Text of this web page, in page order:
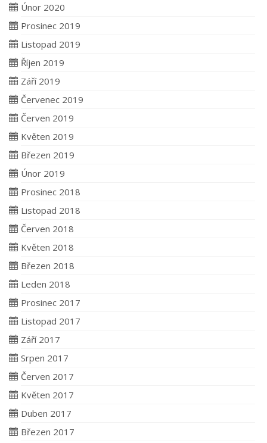
Únor 2020
Prosinec 2019
Listopad 2019
Říjen 2019
Září 2019
Červenec 2019
Červen 2019
Květen 2019
Březen 2019
Únor 2019
Prosinec 2018
Listopad 2018
Červen 2018
Květen 2018
Březen 2018
Leden 2018
Prosinec 2017
Listopad 2017
Září 2017
Srpen 2017
Červen 2017
Květen 2017
Duben 2017
Březen 2017